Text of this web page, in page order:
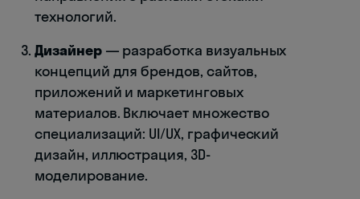
технологий.
Дизайнер— разработка визуальных
концепций для брендов, сайтов,
приложений и маркетинговых
материалов. Включает множество
специализаций: UI/UX, графический
дизайн, иллюстрация, 3D-
моделирование.